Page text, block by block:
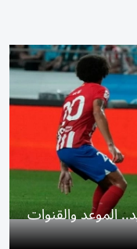
الموعد والقنوات